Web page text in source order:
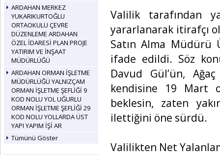
ARDAHAN MERKEZ
YUKARIKURTOĞLU
ORTAOKULU ÇEVRE
DÜZENLEME ARDAHAN
ÖZEL İDARESİ PLAN PROJE
YATIRIM VE İNŞAAT
MÜDÜRLÜĞÜ
ARDAHAN ORMAN İŞLETME
MÜDÜRLÜĞÜ YALNIZÇAM
ORMAN İŞLETME ŞEFLİĞİ 9
KOD NOLU YOL UĞURLU
ORMAN İŞLETME ŞEFLİĞİ 29
KOD NOLU YOLLARDA ÜST
YAPI YAPIM İŞİ AR
Tümünü Göster
Valilik tarafından
yararlanarak itirafçı
Satın Alma Müdürü
ifade edildi. Söz
Davud Gül’ün,
kendisine 19 Mart
beklesin, zaten
ilettiğini öne sürdü.
Valilikten Net